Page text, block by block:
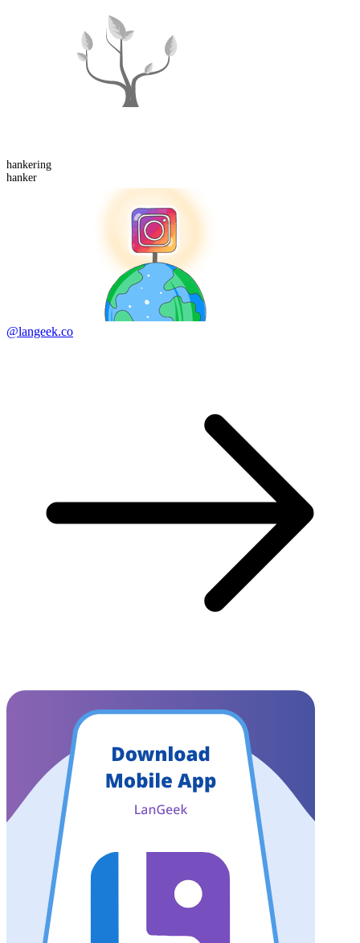
hankering
hanker
@langeek.co